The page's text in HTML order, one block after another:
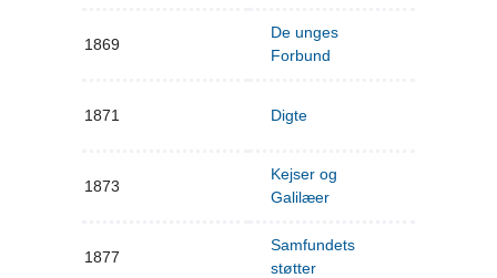
1869
De unges
Forbund
1871 Digte
1873
Kejser og
Galilæer
1877
Samfundets
støtter